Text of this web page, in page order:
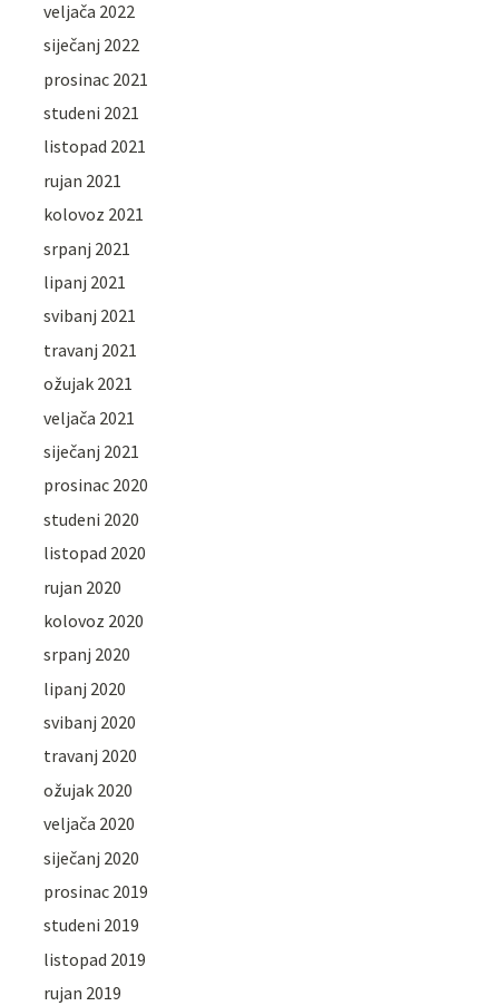
veljača 2022
siječanj 2022
prosinac 2021
studeni 2021
listopad 2021
rujan 2021
kolovoz 2021
srpanj 2021
lipanj 2021
svibanj 2021
travanj 2021
ožujak 2021
veljača 2021
siječanj 2021
prosinac 2020
studeni 2020
listopad 2020
rujan 2020
kolovoz 2020
srpanj 2020
lipanj 2020
svibanj 2020
travanj 2020
ožujak 2020
veljača 2020
siječanj 2020
prosinac 2019
studeni 2019
listopad 2019
rujan 2019